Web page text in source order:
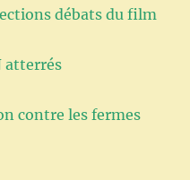
débats du film
atterrés
contre les fermes